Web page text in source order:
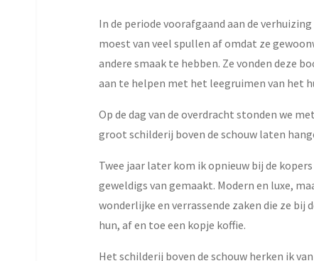
In de periode voorafgaand aan de
moest van veel spullen af omdat ze
andere smaak te hebben. Ze vonden deze
aan te helpen met het leegruimen van het
Op de dag van de overdracht stonden we
groot schilderij boven de schouw laten
Twee jaar later kom ik opnieuw bij de
geweldigs van gemaakt. Modern en luxe,
wonderlijke en verrassende zaken die ze
hun, af en toe een kopje koffie.
Het schilderij boven de schouw herken ik